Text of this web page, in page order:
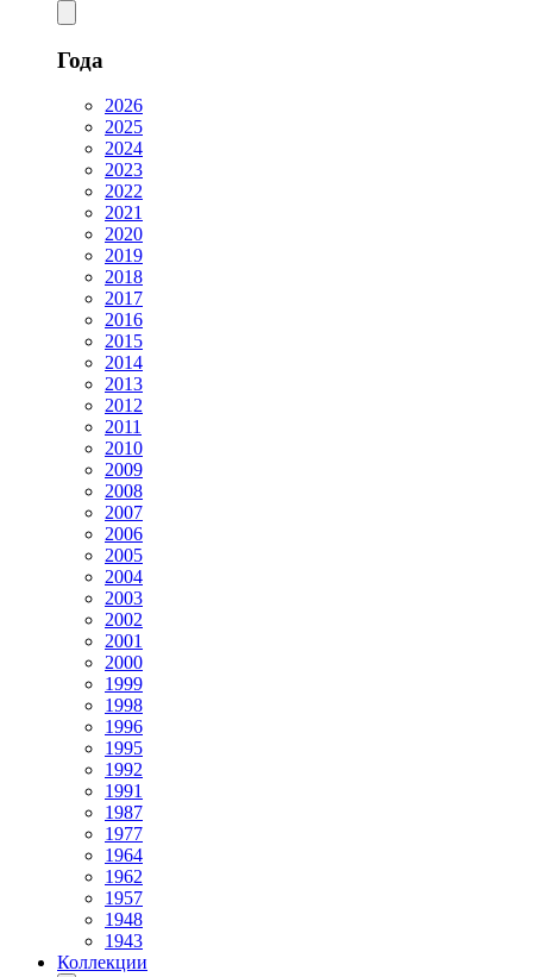
Года
2026
2025
2024
2023
2022
2021
2020
2019
2018
2017
2016
2015
2014
2013
2012
2011
2010
2009
2008
2007
2006
2005
2004
2003
2002
2001
2000
1999
1998
1996
1995
1992
1991
1987
1977
1964
1962
1957
1948
1943
Коллекции